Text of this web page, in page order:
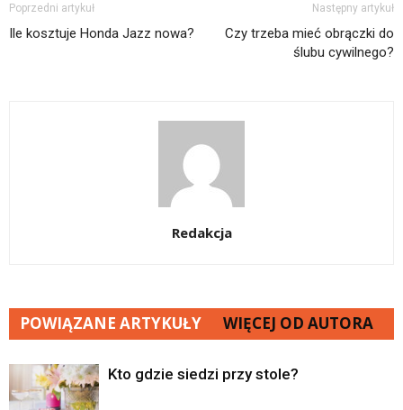
Poprzedni artykuł
Ile kosztuje Honda Jazz nowa?
Następny artykuł
Czy trzeba mieć obrączki do
ślubu cywilnego?
Redakcja
POWIĄZANE ARTYKUŁY WIĘCEJ OD AUTORA
Kto gdzie siedzi przy stole?